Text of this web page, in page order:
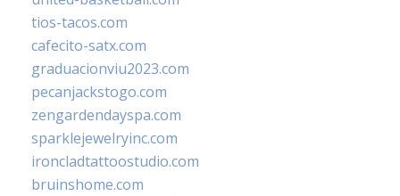
tios-tacos.com
cafecito-satx.com
graduacionviu2023.com
pecanjackstogo.com
zengardendayspa.com
sparklejewelryinc.com
ironcladtattoostudio.com
bruinshome.com